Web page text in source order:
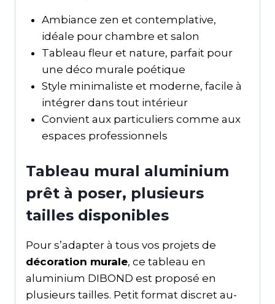
Ambiance zen et contemplative,
idéale pour chambre et salon
Tableau fleur et nature, parfait pour
une déco murale poétique
Style minimaliste et moderne, facile à
intégrer dans tout intérieur
Convient aux particuliers comme aux
espaces professionnels
Tableau mural aluminium
prêt à poser, plusieurs
tailles disponibles
Pour s’adapter à tous vos projets de
décoration murale, ce tableau en
aluminium DIBOND est proposé en
plusieurs tailles. Petit format discret au-